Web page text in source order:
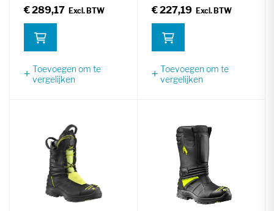
€ 289,17
Toevoegen om te
vergelijken
€ 227,19
Toevoegen om te
vergelijken